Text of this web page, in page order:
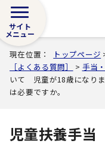
サイト
メニュー
現在位置： トップページ
［よくある質問］
> 手当
いて 児童が18歳になり
は必要ですか。
児童扶養手当